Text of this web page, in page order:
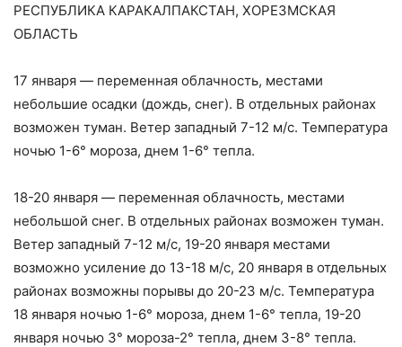
РЕСПУБЛИКА КАРАКАЛПАКСТАН, ХОРЕЗМСКАЯ
ОБЛАСТЬ
17 января — переменная облачность, местами
небольшие осадки (дождь, снег). В отдельных районах
возможен туман. Ветер западный 7-12 м/с. Температура
ночью 1-6° мороза, днем 1-6° тепла.
18-20 января — переменная облачность, местами
небольшой снег. В отдельных районах возможен туман.
Ветер западный 7-12 м/с, 19-20 января местами
возможно усиление до 13-18 м/с, 20 января в отдельных
районах возможны порывы до 20-23 м/с. Температура
18 января ночью 1-6° мороза, днем 1-6° тепла, 19-20
января ночью 3° мороза-2° тепла, днем 3-8° тепла.